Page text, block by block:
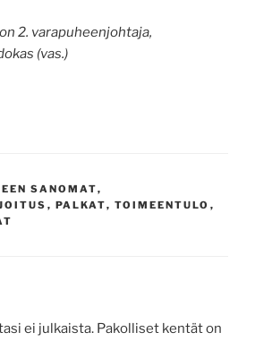
2. varapuheenjohtaja,
(vas.)
SANOMAT,
, PALKAT, TOIMEENTULO ,
ei julkaista. Pakolliset kentät on